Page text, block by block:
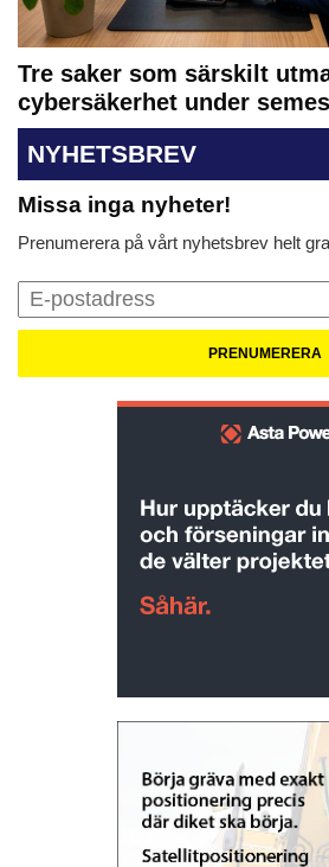
Tre saker som särskilt
cybersäkerhet under
NYHETSBREV
Missa inga nyheter!
Prenumerera på vårt nyhetsbrev helt